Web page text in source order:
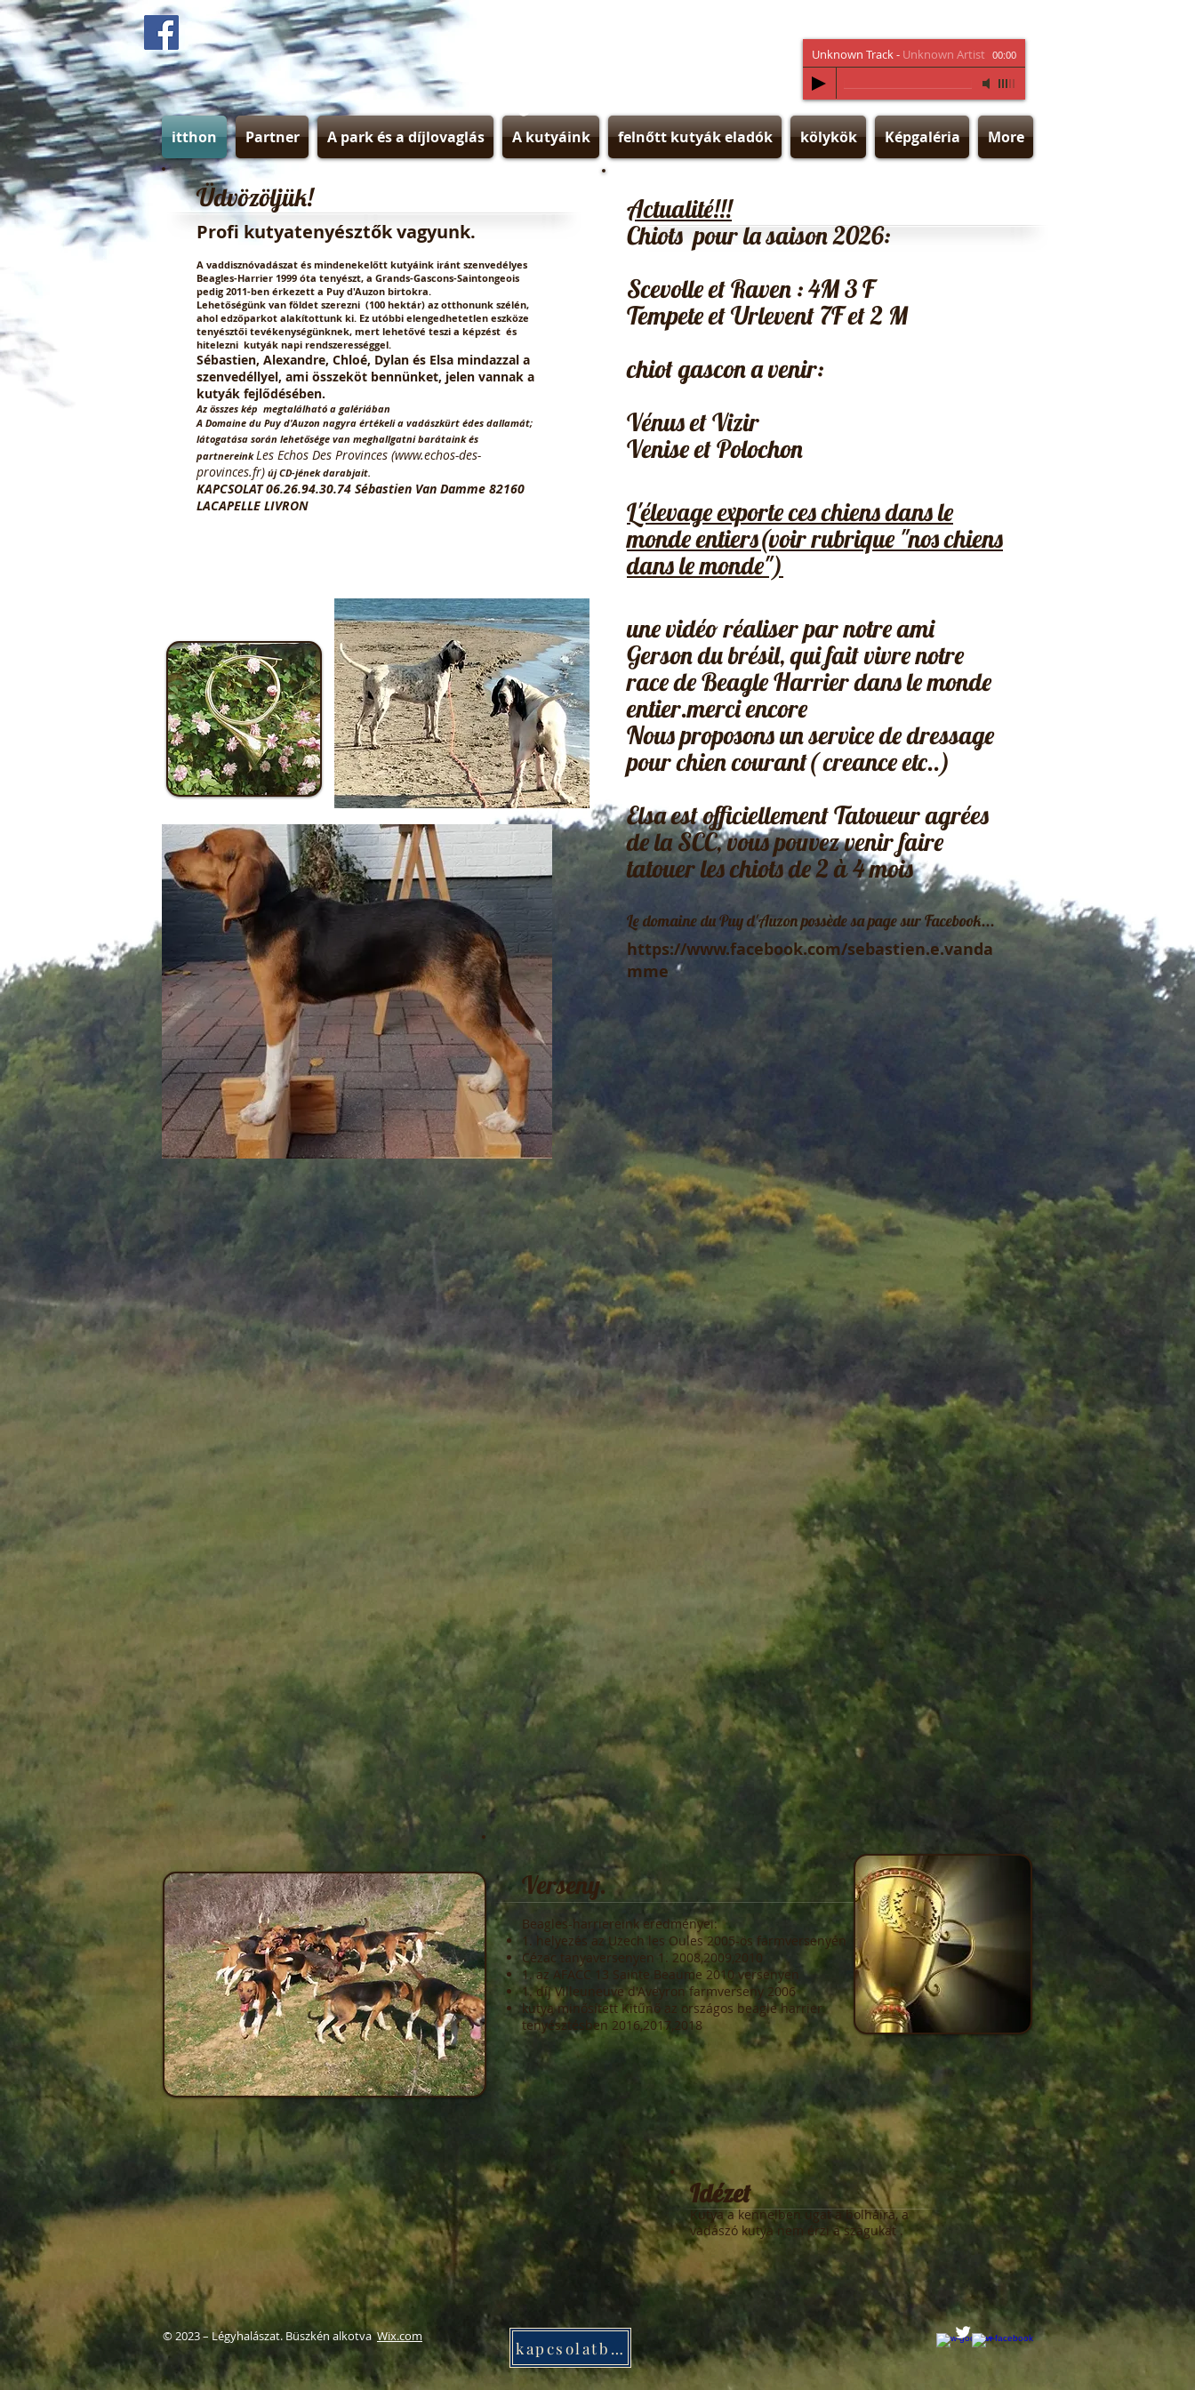
itthon Partner A park és a díjlovaglás A kutyáink felnőtt kutyák eladók kölykök Képgaléria More
Unknown Track- Unknown Artist 00:00
Üdvözöljük!
Profi kutyatenyésztők vagyunk.
A vaddisznóvadászat és mindenekelőtt kutyáink iránt szenvedélyes
Beagles-Harrier 1999 óta tenyészt, a Grands-Gascons-Saintongeois
pedig 2011-ben érkezett a Puy d'Auzon birtokra.
Lehetőségünk van földet szerezni (100 hektár) az otthonunk szélén,
ahol edzőparkot alakítottunk ki. Ez utóbbi elengedhetetlen eszköze
tenyésztői tevékenységünknek, mert lehetővé teszi a képzést és
hitelezni kutyák napi rendszerességgel.
Sébastien, Alexandre, Chloé, Dylan és Elsa mindazzal a
szenvedéllyel, ami összeköt bennünket, jelen vannak a
kutyák fejlődésében.
Az összes kép megtalálható a galériában
A Domaine du Puy d'Auzon nagyra értékeli a vadászkürt édes dallamát;
látogatása során lehetősége van meghallgatni barátaink és
partnereink Les Echos Des Provinces (www.echos-des-
provinces.fr) új CD-jének darabjait.
KAPCSOLAT 06.26.94.30.74 Sébastien Van Damme 82160
LACAPELLE LIVRON
Actualité!!!
Chiots pour la saison 2026:
Scevolle et Raven : 4M 3 F
Tempete et Urlevent 7F et 2 M
chiot gascon a venir:
Vénus et Vizir
Venise et Polochon
L'élevage exporte ces chiens dans le
monde entiers(voir rubrique "nos chiens
dans le monde")
une vidéo réaliser par notre ami
Gerson du brésil, qui fait vivre notre
race de Beagle Harrier dans le monde
entier.merci encore
Nous proposons un service de dressage
pour chien courant( creance etc..)
Elsa est officiellement Tatoueur agrées
de la SCC, vous pouvez venir faire
tatouer les chiots de 2 à 4 mois
Le domaine du Puy d'Auzon possède sa page sur Facebook...
https://www.facebook.com/sebastien.e.vanda
mme
Verseny.
Beagles-harriereink eredményei:
1. helyezés az Uzech les Oules 2005-ös farmversenyén
Cézac tanyaversenyen 1. 2008,2009,2010
1. az AFACC 13 Sainte Beaume 2010 versenyen
1. díj Villeuneuve d'Aveyron farmverseny 2006
kutya minősített Kitűnő az országos beagle harrier
tenyésztésben 2016,2017,2018
Idézet
Kutya a kennelben ugat a bolháira, a
vadászó kutya nem érzi a szagukat .
© 2023 – Légyhalászat. Büszkén alkotvaWix.com
kapcsolatba lépni